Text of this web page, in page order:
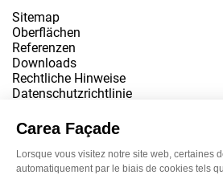
Sitemap
Oberflächen
Referenzen
Downloads
Rechtliche Hinweise
Datenschutzrichtlinie
Entworfen und gestaltet von der
LinkedIn
Instagram
YouTube